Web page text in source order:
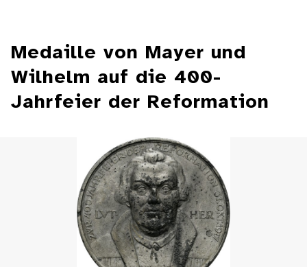
Medaille von Mayer und
Wilhelm auf die 400-
Jahrfeier der Reformation